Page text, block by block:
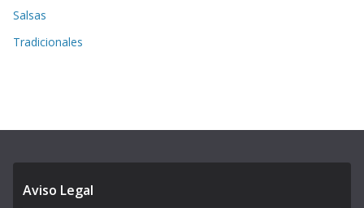
Salsas
Tradicionales
Aviso Legal